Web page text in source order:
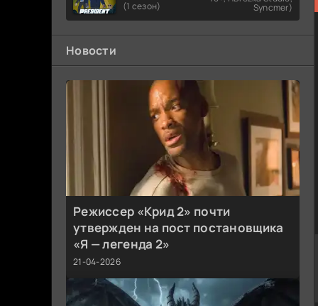
(1 сезон) Syncmer)
Новости
Режиссер «Крид 2» почти
утвержден на пост постановщика
«Я — легенда 2»
21-04-2026